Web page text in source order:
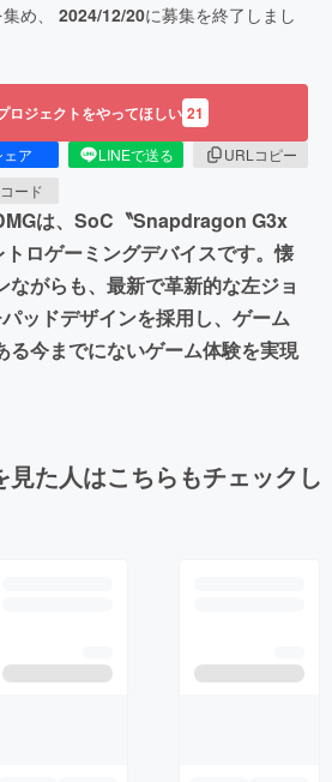
め、 2024/12/20に募集を終了しまし
ロジェクトをやってほしい 21
ェア LINEで送る
URLコピー
ード
は、SoC〝Snapdragon G3x
ロゲーミングデバイスです。懐
ながらも、最新で革新的な左ジョ
ッドデザインを採用し、ゲーム
る今までにないゲーム体験を実現
見た人はこちらもチェックし